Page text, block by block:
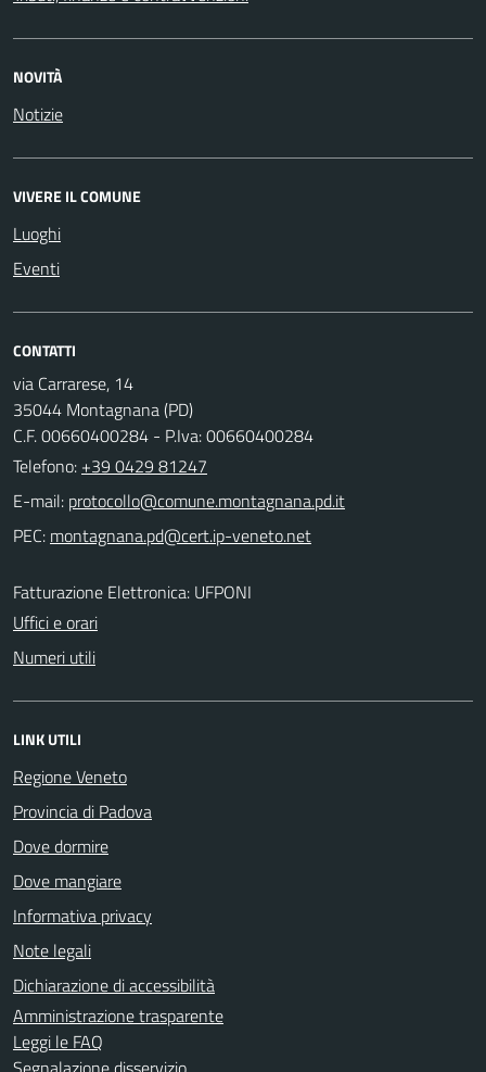
NOVITÀ
Notizie
VIVERE IL COMUNE
Luoghi
Eventi
CONTATTI
via Carrarese, 14
35044 Montagnana (PD)
C.F. 00660400284 - P.Iva: 00660400284
Telefono: +39 0429 81247
E-mail:
PEC:
Fatturazione Elettronica: UFPONI
Uffici e orari
Numeri utili
LINK UTILI
Regione Veneto
Provincia di Padova
Dove dormire
Dove mangiare
Informativa privacy
Note legali
Dichiarazione di accessibilità
Amministrazione trasparente
Leggi le FAQ